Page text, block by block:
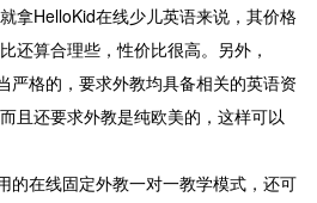
拿HelloKid在线少儿英语来说，其价格
还算合理些，性价比很高。另外，
严格的，要求外教均具备相关的英语资
且还要求外教是纯欧美的，这样可以
在线固定外教一对一教学模式，还可